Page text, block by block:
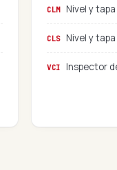
CLM Nivel y
CLS Nivel y
VCI Inspector